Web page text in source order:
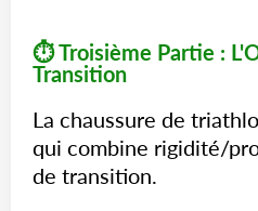
⏱️ Troisième Partie :
Transition
La chaussure de
qui combine rigidité/
de transition.